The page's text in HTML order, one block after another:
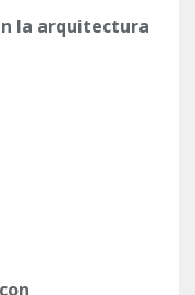
la arquitectura